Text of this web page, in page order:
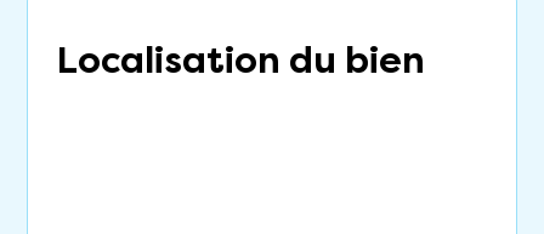
Localisation du bien